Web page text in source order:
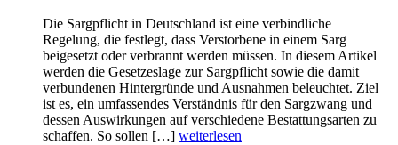
Die Sargpflicht in Deutschland ist eine verbindliche
Regelung, die festlegt, dass Verstorbene in einem Sarg
beigesetzt oder verbrannt werden müssen. In diesem Artikel
werden die Gesetzeslage zur Sargpflicht sowie die damit
verbundenen Hintergründe und Ausnahmen beleuchtet. Ziel
ist es, ein umfassendes Verständnis für den Sargzwang und
dessen Auswirkungen auf verschiedene Bestattungsarten zu
schaffen. So sollen […] weiterlesen